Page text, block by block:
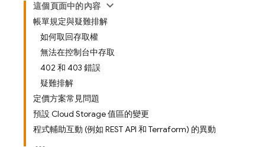
這個頁面中的內容
帳單規定與疑難排解
如何取回存取權
無法在控制台中存取
402 和 403 錯誤
疑難排解
定價方案常見問題
預設 Cloud Storage 值區的變更
程式輔助互動 (例如 REST API 和 Terraform) 的異動